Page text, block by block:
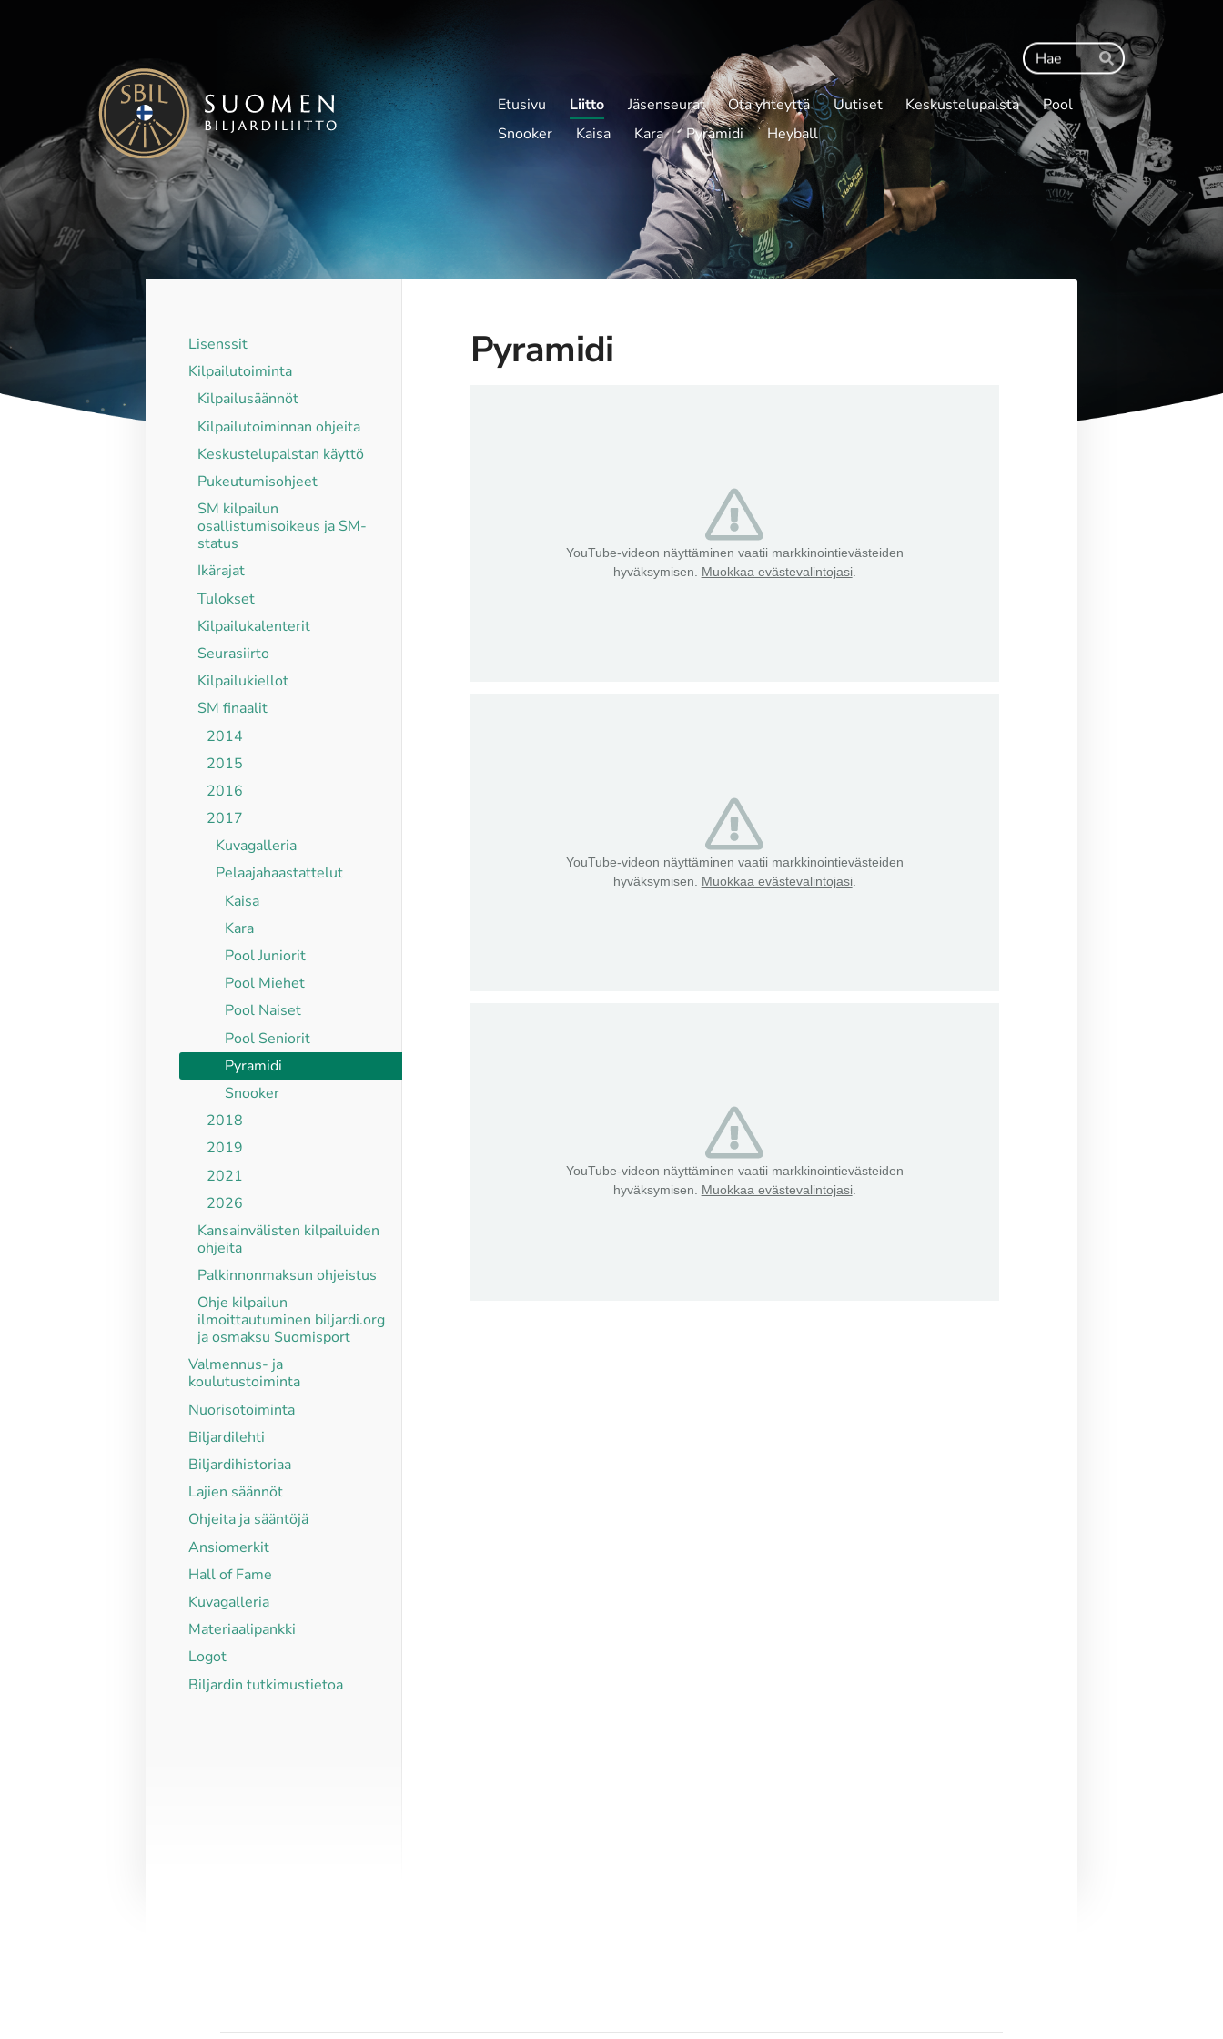
Haku
Hae
Suomen Biljardiliitto ry
Etusivu Liitto Jäsenseurat Ota yhteyttä Uutiset Keskustelupalsta
Pool
Snooker
Kaisa Kara Pyramidi Heyball
Lisenssit
Kilpailutoiminta
Kilpailusäännöt
Kilpailutoiminnan ohjeita
Keskustelupalstan käyttö
Pukeutumisohjeet
SM kilpailun
osallistumisoikeus ja SM-
status
Ikärajat
Tulokset
Kilpailukalenterit
Seurasiirto
Kilpailukiellot
SM finaalit
2014
2015
2016
2017
Kuvagalleria
Pelaajahaastattelut
Kaisa
Kara
Pool Juniorit
Pool Miehet
Pool Naiset
Pool Seniorit
Pyramidi
Snooker
2018
2019
2021
2026
Kansainvälisten kilpailuiden
ohjeita
Palkinnonmaksun ohjeistus
Ohje kilpailun
ilmoittautuminen biljardi.org
ja osmaksu Suomisport
Valmennus- ja
koulutustoiminta
Nuorisotoiminta
Biljardilehti
Biljardihistoriaa
Lajien säännöt
Ohjeita ja sääntöjä
Ansiomerkit
Hall of Fame
Kuvagalleria
Materiaalipankki
Logot
Biljardin tutkimustietoa
Pyramidi
YouTube-videon näyttäminen vaatii markkinointievästeiden
hyväksymisen. Muokkaa evästevalintojasi.
YouTube-videon näyttäminen vaatii markkinointievästeiden
hyväksymisen. Muokkaa evästevalintojasi.
YouTube-videon näyttäminen vaatii markkinointievästeiden
hyväksymisen. Muokkaa evästevalintojasi.